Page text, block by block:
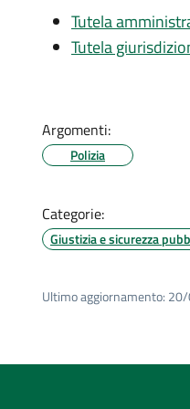
Tutela
Tutela
Argomenti:
Polizia
Categorie:
Giustizia e sicurezza
Ultimo aggiornamento: